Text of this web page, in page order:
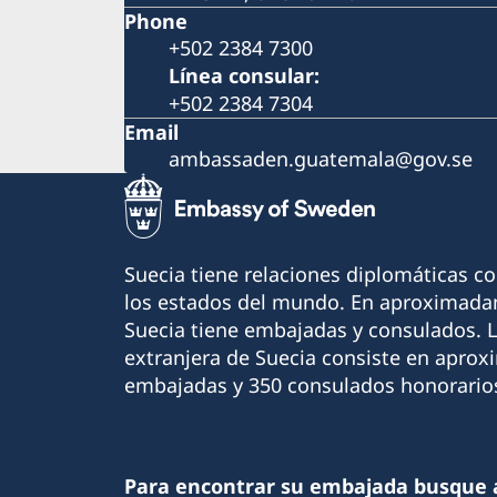
Phone
+502 2384 7300
Línea consular:
+502 2384 7304
Email
ambassaden.guatemala@gov.se
Suecia tiene relaciones diplomáticas
los estados del mundo. En
Suecia tiene embajadas y consulados.
extranjera de Suecia consiste en
embajadas y 350 consulados
Para encontrar su embajada busque